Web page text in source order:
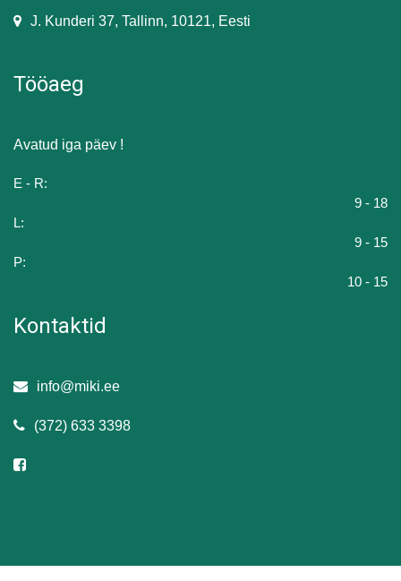
J. Kunderi 37, Tallinn, 10121, Eesti
Tööaeg
Avatud iga päev !
E - R:
9 - 18
L:
9 - 15
P:
10 - 15
Kontaktid
info@miki.ee
(372) 633 3398